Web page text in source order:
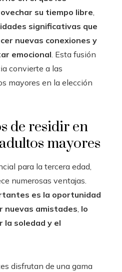
su tiempo libre,
significativas que
nuevas conexiones y
emocional. Esta fusión
convierte a las
mayores en la elección
de residir en
mayores
para la tercera edad,
numerosas ventajas.
es la oportunidad
nuevas amistades, lo
la soledad y el
disfrutan de una gama